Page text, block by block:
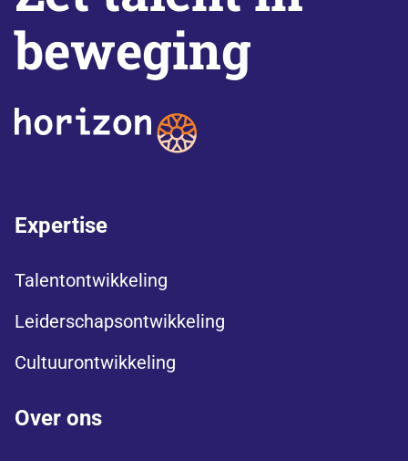
beweging
Expertise
Talentontwikkeling
Leiderschapsontwikkeling
Cultuurontwikkeling
Over ons